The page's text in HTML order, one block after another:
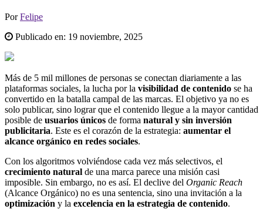
PorFelipe
Publicado en: 19 noviembre, 2025
Más de 5 mil millones de personas se conectan diariamente a las
plataformas sociales, la lucha por la visibilidad de contenido se ha
convertido en la batalla campal de las marcas. El objetivo ya no es
solo publicar, sino lograr que el contenido llegue a la mayor cantidad
posible de usuarios únicos de forma natural y sin inversión
publicitaria. Este es el corazón de la estrategia: aumentar el
alcance orgánico en redes sociales.
Con los algoritmos volviéndose cada vez más selectivos, el
crecimiento natural de una marca parece una misión casi
imposible. Sin embargo, no es así. El declive del Organic Reach
(Alcance Orgánico) no es una sentencia, sino una invitación a la
optimización y la excelencia en la estrategia de contenido.